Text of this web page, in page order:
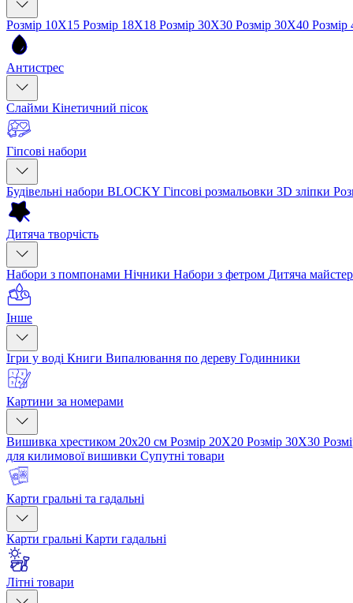
Розмір 10Х15 Розмір 18Х18 Розмір 30Х30 Розмір 30Х40
Антистрес
Слайми Кінетичний пісок
Гіпсові набори
Будівельні набори BLOCKY Гіпсові розмальовки 3D зліпки
Дитяча творчість
Набори з помпонами Нічники Набори з фетром Дитяча
Інше
Ігри у воді Книги Випалювання по дереву Годинники
Картини за номерами
Вишивка хрестиком 20х20 см Розмір 20Х20 Розмір 30Х30
для килимової вишивки Супутні товари
Карти гральні та гадальні
Карти гральні Карти гадальні
Літні товари